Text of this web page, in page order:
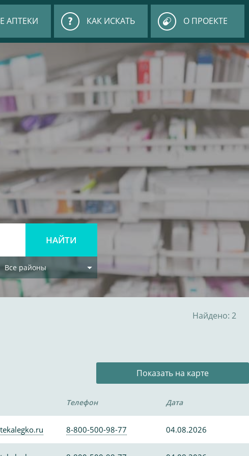
АПТЕКИ КАК ИСКАТЬ О ПРОЕКТЕ
Все районы
Найдено: 2
Показать на карте
Телефон Дата
8-800-500-98-77 04.08.2026